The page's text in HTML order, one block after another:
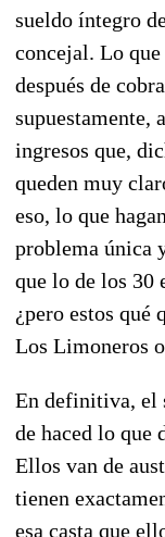
sueldo íntegro
concejal. Lo que
después de
supuestamente,
ingresos que,
queden muy
eso, lo que
problema única
que lo de los 30
¿pero estos qué
Los Limoneros
En definitiva, el
de haced lo que
Ellos van de
tienen
esa casta que